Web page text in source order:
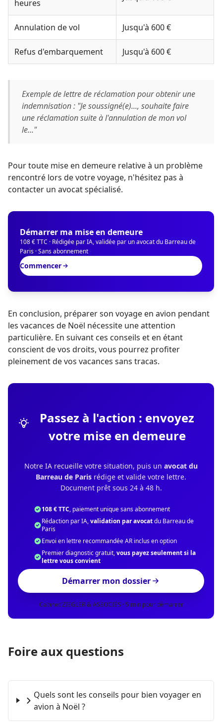
heures
Annulation de vol Jusqu'à 600 €
Refus d'embarquement Jusqu'à 600 €
Exemple de lettre de réclamation pour obtenir une
indemnisation : "Je soussigné(e)..., souhaite faire
une réclamation suite à l'annulation de mon vol
le..."
Pour toute mise en demeure relative à un problème
rencontré lors de votre voyage, n'hésitez pas à
contacter un avocat spécialisé.
Démarrer ma mise en demeure
108 € TTC · Rédigée par IA, validée par un avocat du Barreau de
Paris · Sans abonnement
Commencer
En conclusion, préparer son voyage en avion pendant
les vacances de Noël nécessite une attention
particulière. En suivant ces conseils et en étant
conscient de vos droits, vous pourrez profiter
pleinement de vos vacances sans tracas.
Passez à l'action : envoyez
votre mise en demeure
Notre IA recueille votre situation, puis un avocat du
Barreau de Paris rédige et valide votre lettre.
Document prêt sous 24 à 48 h.
108 € TTC, paiement unique sans abonnement
Rédaction par IA,validation par avocatdu Barreau de
Paris
Envoi en lettre recommandée AR inclus en option
Premier diagnostic gratuit,vous payez seulement si la
lettre vous convient
Démarrer mon dossier
Cabinet ZIEGLER & ASSOCIÉS · 5 min pour démarrer
Foire aux questions
Quels sont les conseils pour bien voyager en
avion à Noël ?